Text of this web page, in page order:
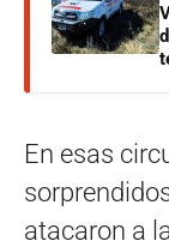
En esas
atacaron a